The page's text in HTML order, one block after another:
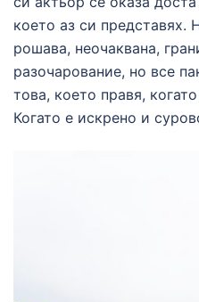
което аз си представях.
рошава, неочаквана,
разочарование, но все
това, което правя,
Когато е искрено и